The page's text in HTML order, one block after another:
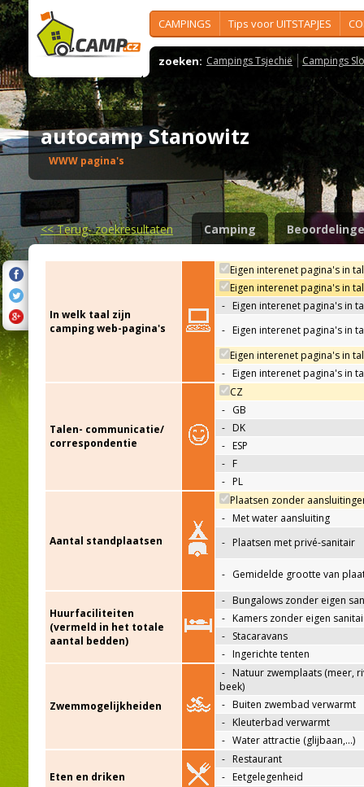
CAMPINGS Tips voor UITSTAPJES
zoeken: Campings Tsjechië Campings
autocamp Stanowitz
WWW pagina's
<<Terug- zoekresultaten Camping
In welk taal zijn
camping web-pagina's
Eigen interenet pagina's in
Eigen interenet pagina's in
- Eigen interenet pagina's in
- Eigen interenet pagina's in
Eigen interenet pagina's in
- Eigen interenet pagina's in
Talen- communicatie/
correspondentie
CZ
- GB
- DK
- ESP
- F
- PL
Aantal standplaatsen
Plaatsen zonder
- Met water aansluiting
- Plaatsen met privé-sanitair
- Gemidelde grootte van
Huurfaciliteiten
(vermeld in het totale
aantal bedden)
- Bungalows zonder eigen
- Kamers zonder eigen
- Stacaravans
- Ingerichte tenten
Zwemmogelijkheiden
- Natuur zwemplaats (meer,
beek)
- Buiten zwembad verwarmt
- Kleuterbad verwarmt
- Water attractie (glijbaan,…)
Eten en driken
- Restaurant
- Eetgelegenheid